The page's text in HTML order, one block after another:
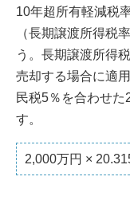
10年超所有軽減税
（長期譲渡所得税
う。長期譲渡所得
売却する場合に適
民税5％を合わせた
す。
2,000万円 ×